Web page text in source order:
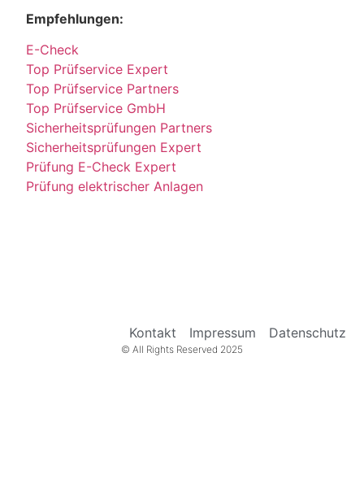
Empfehlungen:
E-Check
Top Prüfservice Expert
Top Prüfservice Partners
Top Prüfservice GmbH
Sicherheitsprüfungen Partners
Sicherheitsprüfungen Expert
Prüfung E-Check Expert
Prüfung elektrischer Anlagen
Kontakt Impressum Datenschutz
© All Rights Reserved 2025